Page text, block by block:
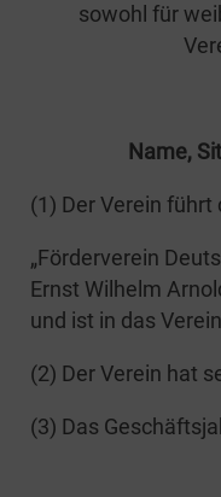
sowohl für
Name,
(1) Der Ver­ein führt
„För­der­ver­ein
Ernst Wil­helm
und ist in das
(2) Der Ver­ein hat
(3) Das